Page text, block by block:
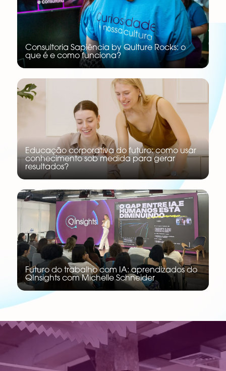
Consultoria Sapiência by Qulture Rocks: o
que é e como funciona?
Educação corporativa do futuro: como usar
conhecimento sob medida para gerar
resultados?
Futuro do trabalho com IA: aprendizados do
QInsights com Michelle Schneider